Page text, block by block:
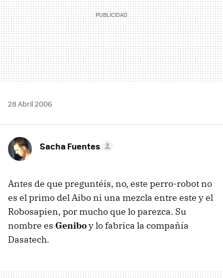
28 Abril 2006
Sacha Fuentes
Antes de que preguntéis, no, este perro-robot no
es el primo del Aibo ni una mezcla entre este y el
Robosapien, por mucho que lo parezca. Su
nombre es Geniboy lo fabrica la compañía
Dasatech.